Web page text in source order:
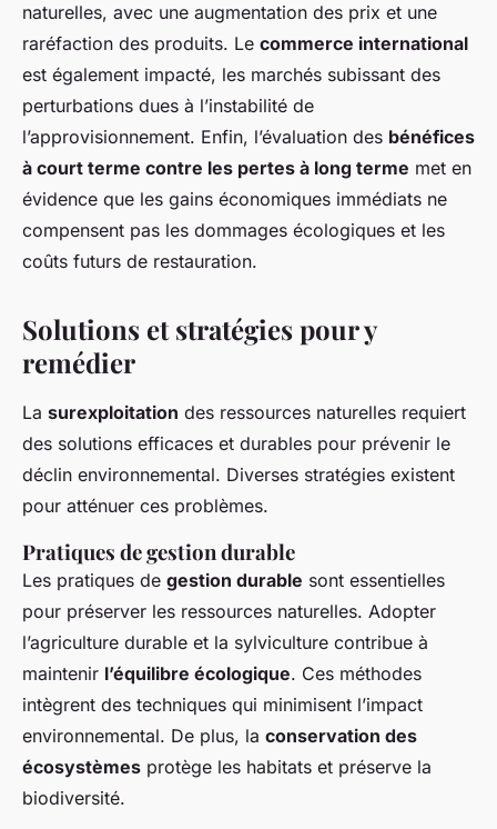
naturelles, avec une augmentation des prix et une
raréfaction des produits. Le commerce international
est également impacté, les marchés subissant des
perturbations dues à l’instabilité de
l’approvisionnement. Enfin, l’évaluation des bénéfices
à court terme contre les pertes à long terme met en
évidence que les gains économiques immédiats ne
compensent pas les dommages écologiques et les
coûts futurs de restauration.
Solutions et stratégies pour y
remédier
La surexploitation des ressources naturelles requiert
des solutions efficaces et durables pour prévenir le
déclin environnemental. Diverses stratégies existent
pour atténuer ces problèmes.
Pratiques de gestion durable
Les pratiques de gestion durable sont essentielles
pour préserver les ressources naturelles. Adopter
l’agriculture durable et la sylviculture contribue à
maintenir l’équilibre écologique. Ces méthodes
intègrent des techniques qui minimisent l’impact
environnemental. De plus, la conservation des
écosystèmes protège les habitats et préserve la
biodiversité.